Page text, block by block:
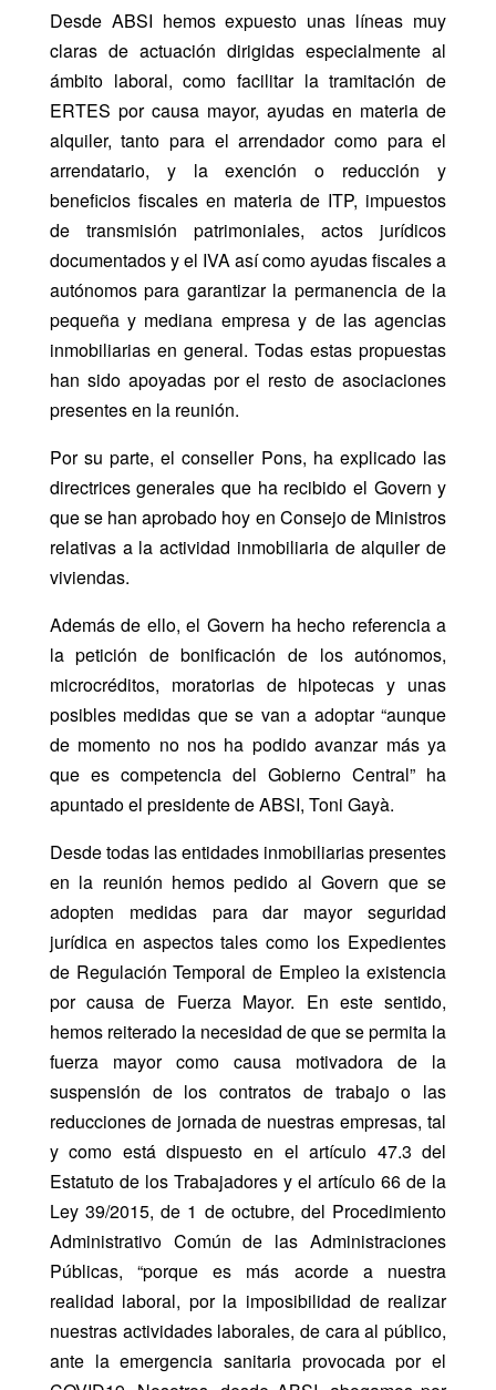
Desde ABSI hemos expuesto unas líneas muy
claras de actuación dirigidas especialmente al
ámbito laboral, como facilitar la tramitación de
ERTES por causa mayor, ayudas en materia de
alquiler, tanto para el arrendador como para el
arrendatario, y la exención o reducción y
beneficios fiscales en materia de ITP, impuestos
de transmisión patrimoniales, actos jurídicos
documentados y el IVA así como ayudas fiscales a
autónomos para garantizar la permanencia de la
pequeña y mediana empresa y de las agencias
inmobiliarias en general. Todas estas propuestas
han sido apoyadas por el resto de asociaciones
presentes en la reunión.
Por su parte, el conseller Pons, ha explicado las
directrices generales que ha recibido el Govern y
que se han aprobado hoy en Consejo de Ministros
relativas a la actividad inmobiliaria de alquiler de
viviendas.
Además de ello, el Govern ha hecho referencia a
la petición de bonificación de los autónomos,
microcréditos, moratorias de hipotecas y unas
posibles medidas que se van a adoptar “aunque
de momento no nos ha podido avanzar más ya
que es competencia del Gobierno Central” ha
apuntado el presidente de ABSI, Toni Gayà.
Desde todas las entidades inmobiliarias presentes
en la reunión hemos pedido al Govern que se
adopten medidas para dar mayor seguridad
jurídica en aspectos tales como los Expedientes
de Regulación Temporal de Empleo la existencia
por causa de Fuerza Mayor. En este sentido,
hemos reiterado la necesidad de que se permita la
fuerza mayor como causa motivadora de la
suspensión de los contratos de trabajo o las
reducciones de jornada de nuestras empresas, tal
y como está dispuesto en el artículo 47.3 del
Estatuto de los Trabajadores y el artículo 66 de la
Ley 39/2015, de 1 de octubre, del Procedimiento
Administrativo Común de las Administraciones
Públicas, “porque es más acorde a nuestra
realidad laboral, por la imposibilidad de realizar
nuestras actividades laborales, de cara al público,
ante la emergencia sanitaria provocada por el